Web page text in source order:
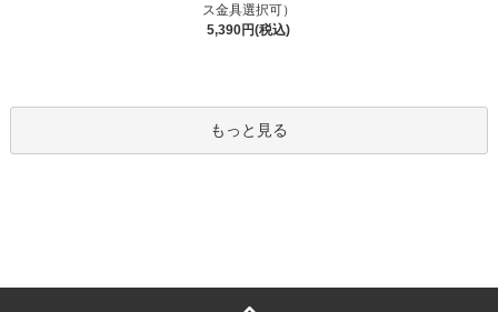
ス金具選択可）
5,390円(税込)
もっと見る